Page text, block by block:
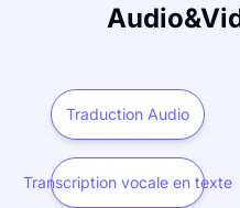
Traduction Audio
Transcription vocale en texte